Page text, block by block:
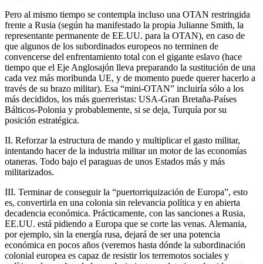
Pero al mismo tiempo se contempla incluso una OTAN restringida
frente a Rusia (según ha manifestado la propia Julianne Smith, la
representante permanente de EE.UU. para la OTAN), en caso de
que algunos de los subordinados europeos no terminen de
convencerse del enfrentamiento total con el gigante eslavo (hace
tiempo que el Eje Anglosajón lleva preparando la sustitución de una
cada vez más moribunda UE, y de momento puede querer hacerlo a
través de su brazo militar). Esa “mini-OTAN” incluiría sólo a los
más decididos, los más guerreristas: USA-Gran Bretaña-Países
Bálticos-Polonia y probablemente, si se deja, Turquía por su
posición estratégica.
II. Reforzar la estructura de mando y multiplicar el gasto militar,
intentando hacer de la industria militar un motor de las economías
otaneras. Todo bajo el paraguas de unos Estados más y más
militarizados.
III. Terminar de conseguir la “puertorriquización de Europa”, esto
es, convertirla en una colonia sin relevancia política y en abierta
decadencia económica. Prácticamente, con las sanciones a Rusia,
EE.UU. está pidiendo a Europa que se corte las venas. Alemania,
por ejemplo, sin la energía rusa, dejará de ser una potencia
económica en pocos años (veremos hasta dónde la subordinación
colonial europea es capaz de resistir los terremotos sociales y